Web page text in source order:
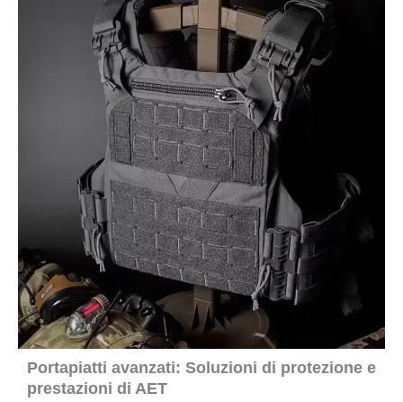
Portapiatti avanzati: Soluzioni di protezione e
prestazioni di AET